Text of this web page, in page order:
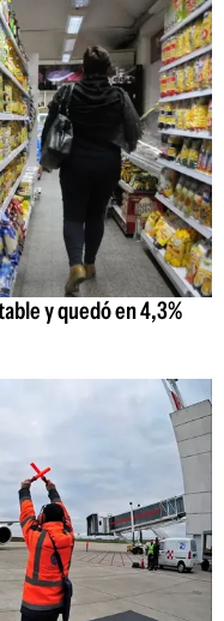
y quedó en 4,3%